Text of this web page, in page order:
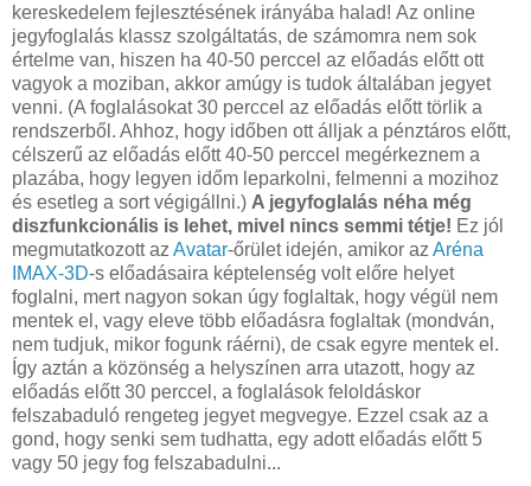
kereskedelem fejlesztésének irányába halad! Az online
jegyfoglalás klassz szolgáltatás, de számomra nem sok
értelme van, hiszen ha 40-50 perccel az előadás előtt ott
vagyok a moziban, akkor amúgy is tudok általában jegyet
venni. (A foglalásokat 30 perccel az előadás előtt törlik a
rendszerből. Ahhoz, hogy időben ott álljak a pénztáros előtt,
célszerű az előadás előtt 40-50 perccel megérkeznem a
plazába, hogy legyen időm leparkolni, felmenni a mozihoz
és esetleg a sort végigállni.) A jegyfoglalás néha még
diszfunkcionális is lehet, mivel nincs semmi tétje! Ez jól
megmutatkozott az Avatar-őrület idején, amikor az Aréna
IMAX-3D-s előadásaira képtelenség volt előre helyet
foglalni, mert nagyon sokan úgy foglaltak, hogy végül nem
mentek el, vagy eleve több előadásra foglaltak (mondván,
nem tudjuk, mikor fogunk ráérni), de csak egyre mentek el.
Így aztán a közönség a helyszínen arra utazott, hogy az
előadás előtt 30 perccel, a foglalások feloldáskor
felszabaduló rengeteg jegyet megvegye. Ezzel csak az a
gond, hogy senki sem tudhatta, egy adott előadás előtt 5
vagy 50 jegy fog felszabadulni...